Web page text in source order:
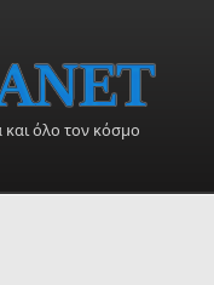
και όλο τον κόσμο